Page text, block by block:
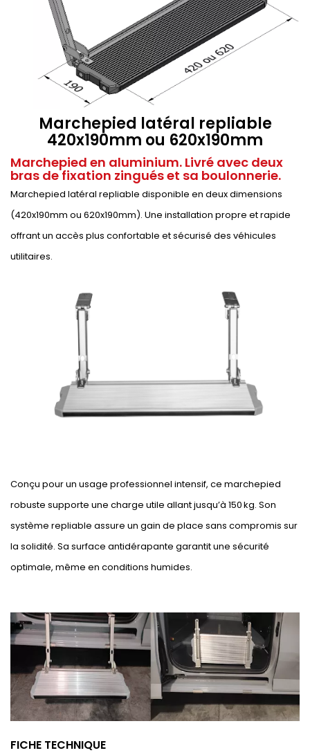
Marchepied latéral repliable
420x190mm ou 620x190mm
Marchepied en aluminium. Livré avec deux
bras de fixation zingués et sa boulonnerie.
Marchepied latéral repliable disponible en deux dimensions
(420x190mm ou 620x190mm). Une installation propre et rapide
offrant un accès plus confortable et sécurisé des véhicules
utilitaires.
Conçu pour un usage professionnel intensif, ce marchepied
robuste supporte une charge utile allant jusqu’à 150 kg. Son
système repliable assure un gain de place sans compromis sur
la solidité. Sa surface antidérapante garantit une sécurité
optimale, même en conditions humides.
FICHE TECHNIQUE